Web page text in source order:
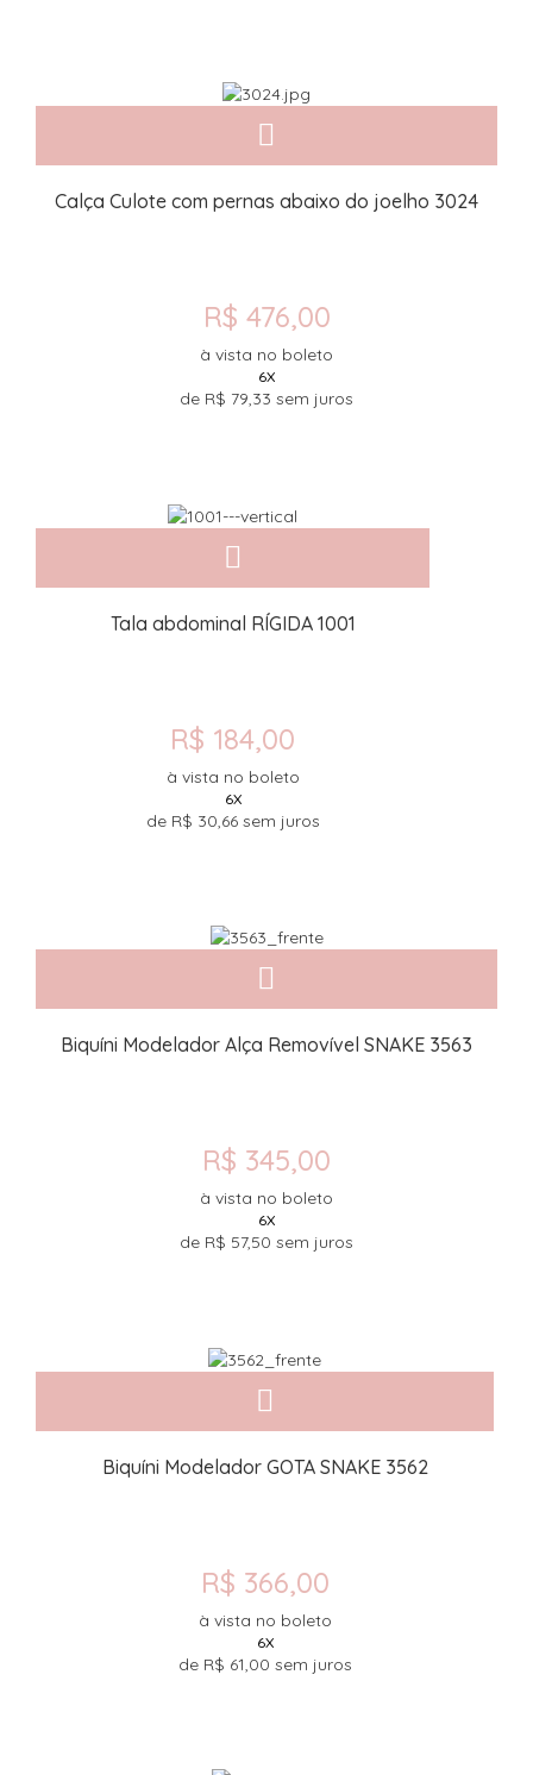
Calça Culote com pernas abaixo do joelho 3024
R$ 476,00
à vista no boleto
6X
de R$ 79,33 sem juros
Tala abdominal RÍGIDA 1001
R$ 184,00
à vista no boleto
6X
de R$ 30,66sem juros
Biquíni Modelador Alça Removível SNAKE 3563
R$ 345,00
à vista no boleto
6X
de R$ 57,50 sem juros
Biquíni Modelador GOTA SNAKE 3562
R$ 366,00
à vista no boleto
6X
de R$ 61,00 sem juros